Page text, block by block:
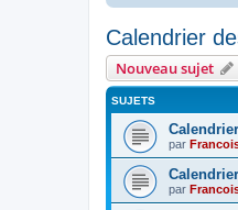
Calendrier
Nouveau sujet
SUJETS
par
par